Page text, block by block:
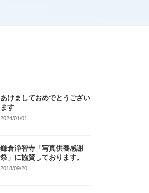
あけましておめでとうござい
ます
2024/01/01
鎌倉浄智寺「写真供養感謝
祭」に協賛しております。
2018/09/20